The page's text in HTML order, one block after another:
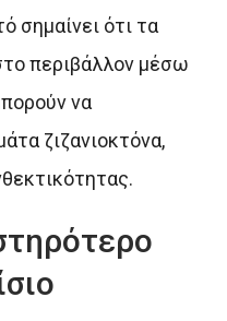
σημαίνει ότι τα
περιβάλλον μέσω
να
ζιζανιοκτόνα,